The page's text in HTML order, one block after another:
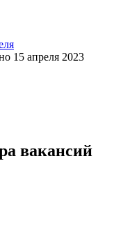
15 апреля 2023
вакансий